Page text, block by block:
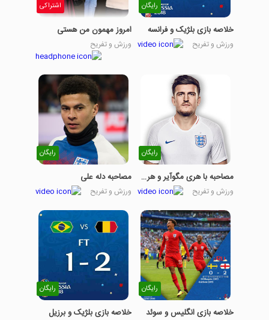
رایگان
خلاصه بازی بلژیک و فرانسه
ورزش و تفریح
اشتراکی
امروز مهمون من هستی
ورزش و تفریح
رایگان
مصاحبه با هری مگوآیر و هری کین
ورزش و تفریح
رایگان
مصاحبه دله علی
ورزش و تفریح
رایگان
خلاصه بازی انگلیس و سوئد
رایگان
خلاصه بازی بلژیک و برزیل